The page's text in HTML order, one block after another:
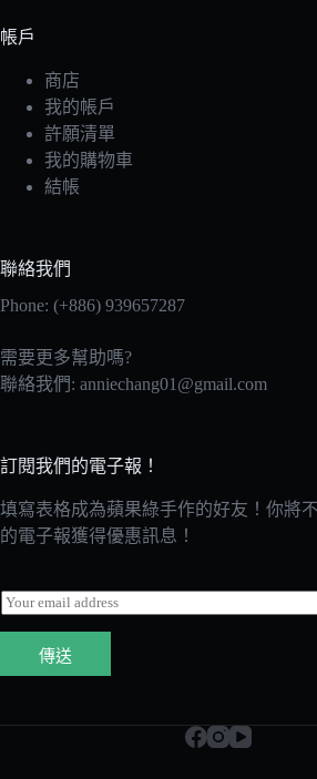
帳戶
商店
我的帳戶
許願清單
我的購物車
結帳
聯絡我們
Phone: (+886) 939657287
需要更多幫助嗎?
聯絡我們: anniechang01@gmail.com
訂閱我們的電子報！
填寫表格成為蘋果綠手作的好友！你將
的電子報獲得優惠訊息！
E
m
a
l
傳送